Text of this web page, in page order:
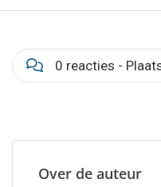
0 reacties -
Over de auteur